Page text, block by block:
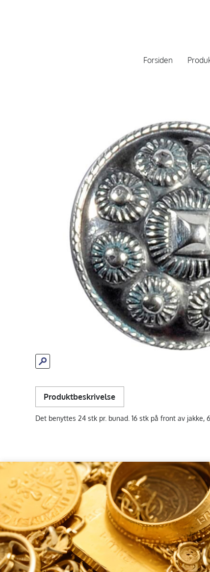
Forsiden
Produktbeskrivelse
Det benyttes 24 stk pr. bunad. 16 stk på front av